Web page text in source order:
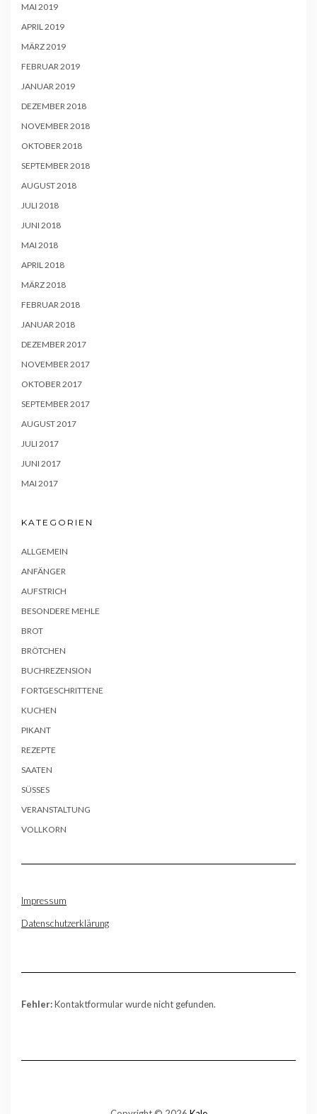
MAI 2019
APRIL 2019
MÄRZ 2019
FEBRUAR 2019
JANUAR 2019
DEZEMBER 2018
NOVEMBER 2018
OKTOBER 2018
SEPTEMBER 2018
AUGUST 2018
JULI 2018
JUNI 2018
MAI 2018
APRIL 2018
MÄRZ 2018
FEBRUAR 2018
JANUAR 2018
DEZEMBER 2017
NOVEMBER 2017
OKTOBER 2017
SEPTEMBER 2017
AUGUST 2017
JULI 2017
JUNI 2017
MAI 2017
KATEGORIEN
ALLGEMEIN
ANFÄNGER
AUFSTRICH
BESONDERE MEHLE
BROT
BRÖTCHEN
BUCHREZENSION
FORTGESCHRITTENE
KUCHEN
PIKANT
REZEPTE
SAATEN
SÜSSES
VERANSTALTUNG
VOLLKORN
Impressum
Datenschutzerklärung
Fehler:Kontaktformular wurde nicht gefunden.